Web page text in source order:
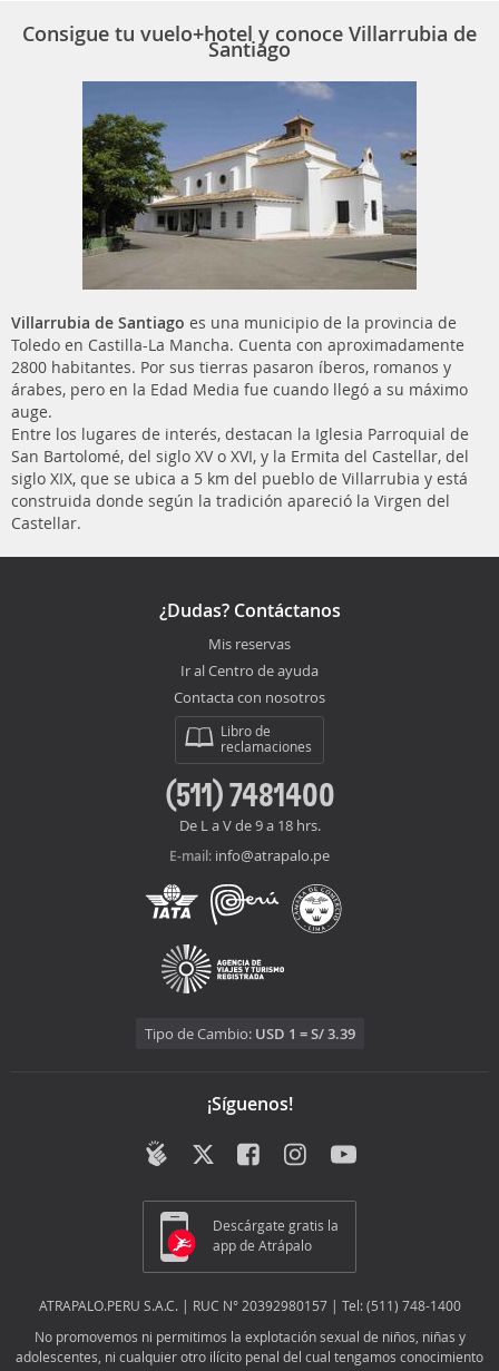
Consigue tu vuelo+hotel y conoce Villarrubia de
Santiago
Villarrubia de Santiago es una municipio de la provincia de
Toledo en Castilla-La Mancha. Cuenta con aproximadamente
2800 habitantes. Por sus tierras pasaron íberos, romanos y
árabes, pero en la Edad Media fue cuando llegó a su máximo
auge.
Entre los lugares de interés, destacan la Iglesia Parroquial de
San Bartolomé, del siglo XV o XVI, y la Ermita del Castellar, del
siglo XIX, que se ubica a 5 km del pueblo de Villarrubia y está
construida donde según la tradición apareció la Virgen del
Castellar.
¿Dudas? Contáctanos
Mis reservas
Ir al Centro de ayuda
Contacta con nosotros
Libro de
reclamaciones
(511) 7481400
De L a V de 9 a 18 hrs.
E-mail: info@atrapalo.pe
Tipo de Cambio: USD 1 = S/ 3.39
¡Síguenos!
Descárgate gratis la
app de Atrápalo
ATRAPALO.PERU S.A.C. | RUC N° 20392980157 | Tel: (511) 748-1400
No promovemos ni permitimos la explotación sexual de niños, niñas y
adolescentes, ni cualquier otro ilícito penal del cual tengamos conocimiento